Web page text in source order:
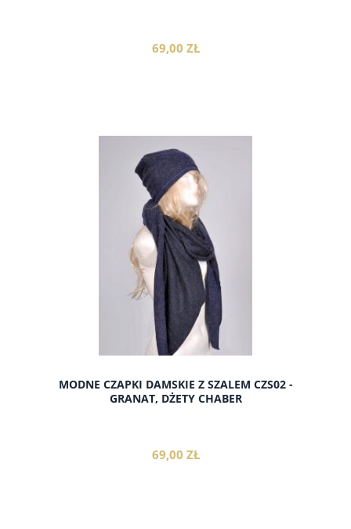
69,00 ZŁ
do koszyka
MODNE CZAPKI DAMSKIE Z SZALEM CZS02 -
GRANAT, DŻETY CHABER
69,00 ZŁ